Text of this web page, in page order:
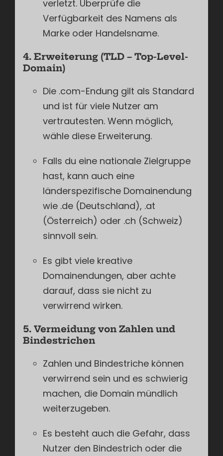
verletzt. Überprüfe die
Verfügbarkeit des Namens als
Marke oder Handelsname.
4. Erweiterung (TLD – Top-Level-
Domain)
Die .com-Endung gilt als Standard
und ist für viele Nutzer am
vertrautesten. Wenn möglich,
wähle diese Erweiterung.
Falls du eine nationale Zielgruppe
hast, kann auch eine
länderspezifische Domainendung
wie .de (Deutschland), .at
(Österreich) oder .ch (Schweiz)
sinnvoll sein.
Es gibt viele kreative
Domainendungen, aber achte
darauf, dass sie nicht zu
verwirrend wirken.
5. Vermeidung von Zahlen und
Bindestrichen
Zahlen und Bindestriche können
verwirrend sein und es schwierig
machen, die Domain mündlich
weiterzugeben.
Es besteht auch die Gefahr, dass
Nutzer den Bindestrich oder die